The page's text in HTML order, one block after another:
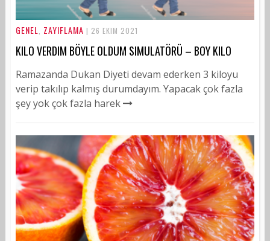
GENEL ZAYIFLAMA | 26 EKIM 2021
KILO VERDIM BÖYLE OLDUM SIMULATÖRÜ – BOY KILO
Ramazanda Dukan Diyeti devam ederken 3 kiloyu
verip takılıp kalmış durumdayım. Yapacak çok fazla
şey yok çok fazla harek